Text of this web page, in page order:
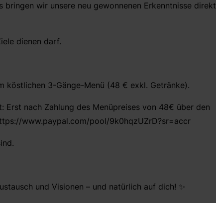
bringen wir unsere neu gewonnenen Erkenntnisse direkt
dienen darf.
köstlichen 3-Gänge-Menü (48 € exkl. Getränke).
nach Zahlung des Menüpreises von 48€ über den
www.paypal.com/pool/9k0hqzUZrD?sr=accr
und Visionen – und natürlich auf dich! ✨